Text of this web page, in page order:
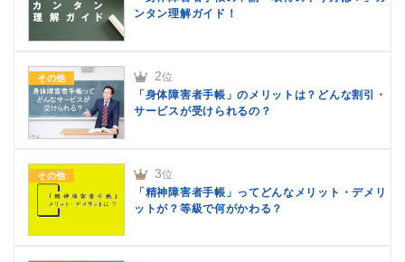
ンタン理解ガイド！
その他 2位
「身体障害者手帳」のメリットは？どんな割引・
サービスが受けられるの？
その他 3位
「精神障害者手帳」ってどんなメリット・デメリ
ットが？等級で何がかわる？